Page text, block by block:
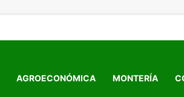
AGROECONÓMICA MONTERÍA